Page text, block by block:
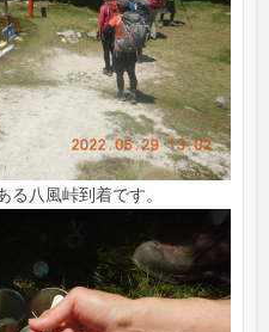
八風峠到着です。